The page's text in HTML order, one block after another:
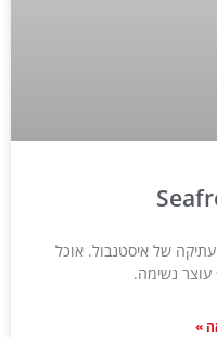
של איסטנבול. אוכל
עוצר נשימה.
»